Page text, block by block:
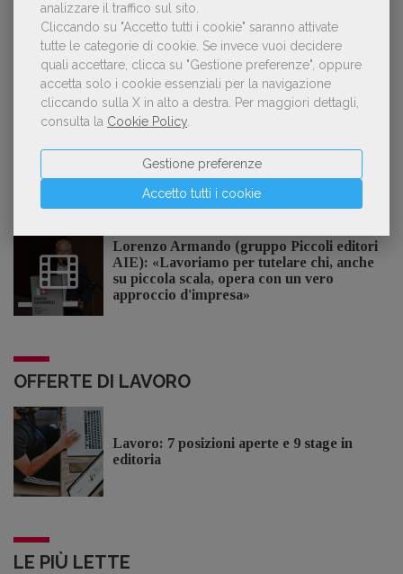
analizzare il traffico sul sito.
Cliccando su "Accetto tutti i cookie" saranno attivate
tutte le categorie di cookie. Se invece vuoi decidere
quali accettare, clicca su "Gestione preferenze", oppure
accetta solo i cookie essenziali per la navigazione
cliccando sulla X in alto a destra.
Per maggiori dettagli,
consulta la Cookie Policy
Accetto tutti i cookie
Gestione preferenze
POLTRONE
Laura Ballestra confermata presidente
dell’Associazione Italiana Biblioteche
Lorenzo Armando (gruppo Piccoli editori
AIE): «Lavoriamo per tutelare chi, anche
su piccola scala, opera con un vero
approccio d'impresa»
OFFERTE DI LAVORO
Lavoro: 7 posizioni aperte e 9 stage in
editoria
LE PIÙ LETTE